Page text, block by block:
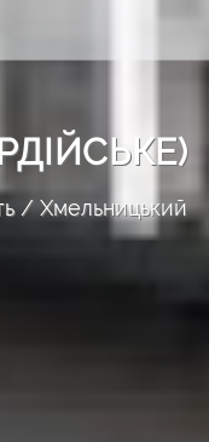
Хмельницький